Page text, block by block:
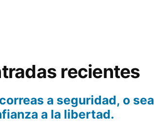
recientes
a seguridad, o sea
a la libertad.